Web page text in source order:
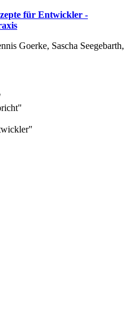
für Entwickler -
Goerke, Sascha Seegebarth,